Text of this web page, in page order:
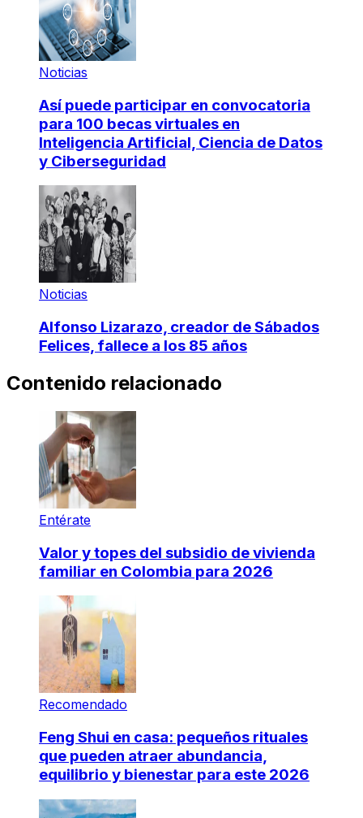
Noticias
Así puede participar en convocatoria
para 100 becas virtuales en
Inteligencia Artificial, Ciencia de Datos
y Ciberseguridad
Noticias
Alfonso Lizarazo, creador de Sábados
Felices, fallece a los 85 años
Contenido relacionado
Entérate
Valor y topes del subsidio de vivienda
familiar en Colombia para 2026
Recomendado
Feng Shui en casa: pequeños rituales
que pueden atraer abundancia,
equilibrio y bienestar para este 2026